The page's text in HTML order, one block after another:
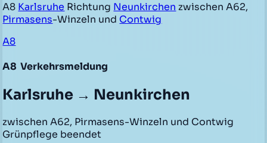
A8 Karlsruhe Richtung Neunkirchen zwischen A62,
Pirmasens-Winzeln und Contwig
A8
A8 Verkehrsmeldung
Karlsruhe → Neunkirchen
zwischen A62, Pirmasens-Winzeln und Contwig
Grünpflege beendet